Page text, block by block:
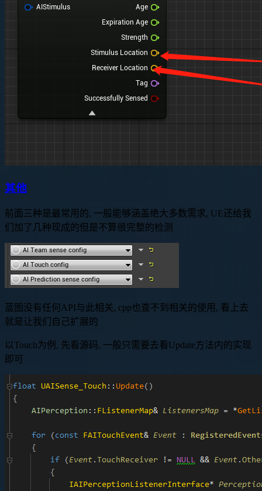
其他
前面三种是最常用的, 一般能够涵盖绝大多数需求, UE还给我
们加了几种现成的但是不算很完整的检测
蓝图没有任何API与此相关, cpp也查不到相关的使用, 看上去
就是让我们自己扩展的
以Touch为例, 先看源码, 一般只需要去看Update方法内的实现
即可